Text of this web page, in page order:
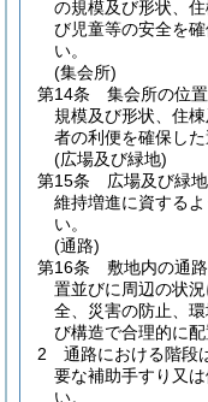
の規模及び形状、
び児童等の安全を
い。
(集会所)
第14条
集会所の位
規模及び形状、住
者の利便を確保し
(広場及び緑地)
第15条
広場及び緑
維持増進に資する
い。
(通路)
第16条
敷地内の通
置並びに周辺の状
全、災害の防止、
び構造で合理的に
2
通路における階段
要な補助手すり又
い。